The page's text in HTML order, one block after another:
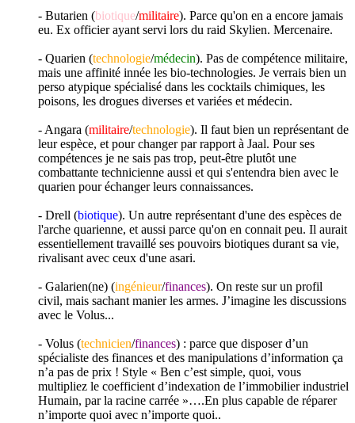
- Butarien (biotique/militaire). Parce qu'on en a encore jamais
eu. Ex officier ayant servi lors du raid Skylien. Mercenaire.
- Quarien (technologie/médecin). Pas de compétence militaire,
mais une affinité innée les bio-technologies. Je verrais bien un
perso atypique spécialisé dans les cocktails chimiques, les
poisons, les drogues diverses et variées et médecin.
- Angara (militaire/technologie). Il faut bien un représentant de
leur espèce, et pour changer par rapport à Jaal. Pour ses
compétences je ne sais pas trop, peut-être plutôt une
combattante technicienne aussi et qui s'entendra bien avec le
quarien pour échanger leurs connaissances.
- Drell (biotique). Un autre représentant d'une des espèces de
l'arche quarienne, et aussi parce qu'on en connait peu. Il aurait
essentiellement travaillé ses pouvoirs biotiques durant sa vie,
rivalisant avec ceux d'une asari.
- Galarien(ne) (ingénieur/finances). On reste sur un profil
civil, mais sachant manier les armes. J’imagine les discussions
avec le Volus...
- Volus (technicien/finances) : parce que disposer d’un
spécialiste des finances et des manipulations d’information ça
n’a pas de prix ! Style « Ben c’est simple, quoi, vous
multipliez le coefficient d’indexation de l’immobilier industriel
Humain, par la racine carrée »….En plus capable de réparer
n’importe quoi avec n’importe quoi..